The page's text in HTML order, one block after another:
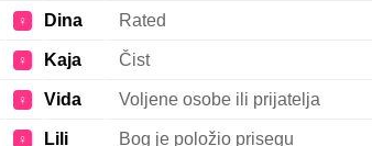
♀ Dina Rated
♀ Kaja Čist
♀ Vida Voljene osobe ili prijatelja
♀ Lili Bog je položio prisegu